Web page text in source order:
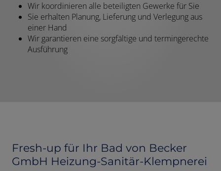
Wir koordinieren alle beteiligten Gewerke für Sie
Sie erhalten Planung, Lieferung und Verlegung aus
einer Hand
Wir garantieren eine sorgfältige und termingerechte
Ausführung
Fresh-up für Ihr Bad von Becker
GmbH Heizung-Sanitär-Klempnerei